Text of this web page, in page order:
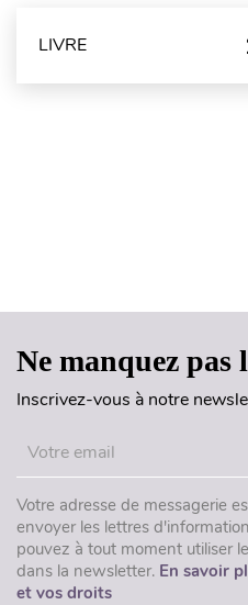
LIVRE
Ne manquez pas
Inscrivez-vous à notre
Votre adresse de messagerie
envoyer les lettres
pouvez à tout moment utiliser
dans la newsletter. En savoir
et vos droits